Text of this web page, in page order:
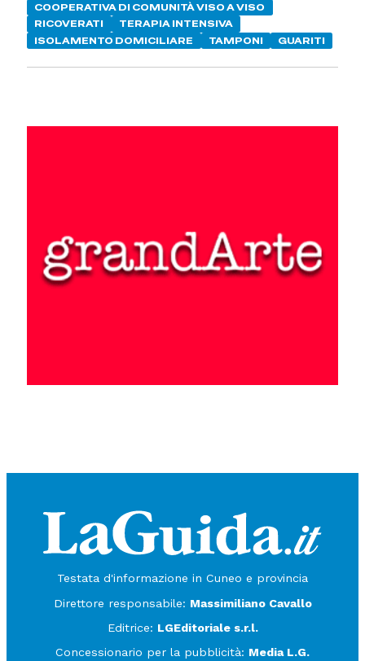
COOPERATIVA DI COMUNITÀ VISO A VISO
RICOVERATI
TERAPIA INTENSIVA
ISOLAMENTO DOMICILIARE
TAMPONI GUARITI
Testata d'informazione in Cuneo e provincia
Direttore responsabile: Massimiliano Cavallo
Editrice: LGEditoriale s.r.l.
Concessionario per la pubblicità: Media L.G.